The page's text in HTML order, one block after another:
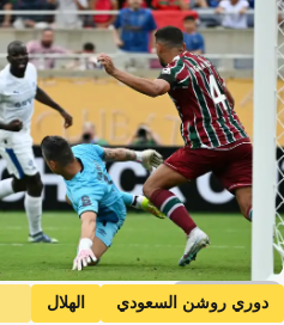
Getty Images
دوري روشن السعودي الهلال